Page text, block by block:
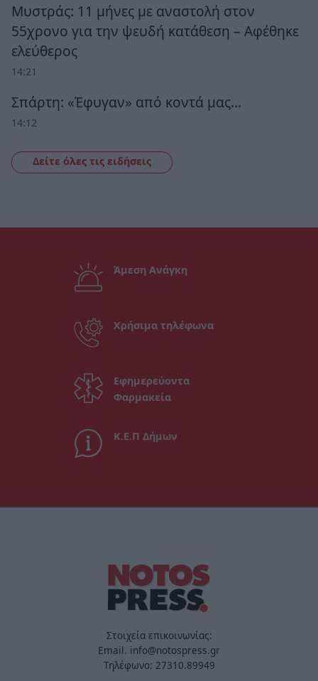
Μυστράς: 11 μήνες με αναστολή στον
55χρονο για την ψευδή κατάθεση – Αφέθηκε
ελεύθερος
14:21
Σπάρτη: «Έφυγαν» από κοντά μας…
14:12
Δείτε όλες τις ειδήσεις
Άμεση Ανάγκη
Χρήσιμα τηλέφωνα
Εφημερεύοντα
Φαρμακεία
Κ.Ε.Π Δήμων
Στοιχεία επικοινωνίας:
Email. info@notospress.gr
Τηλέφωνο: 27310.89949